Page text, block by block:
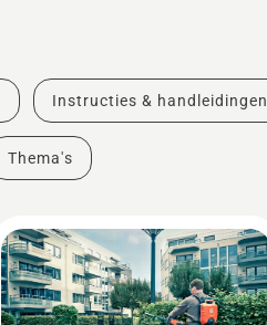
Instructies & handleidingen
Thema's